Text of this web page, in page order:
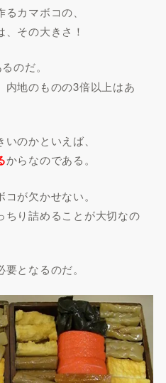
カマボコの、
その大きさ！
のだ。
内地のものの3倍以上はあ
のかといえば、
からなのである。
が欠かせない。
ちり詰めることが大切なの
となるのだ。